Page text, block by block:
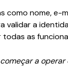
nome, e-
a
as
a